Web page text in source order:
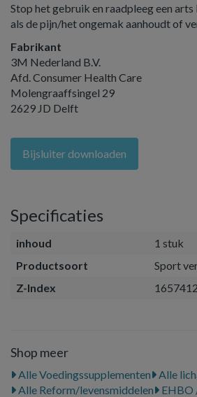
Stop het gebruik en raadpleeg een
als de pijn/het ongemak aanhoudt of
Fabrikant
3M Nederland B.V.
Afd. Consumer Health Care
Molengraaffsingel 29
2629 JD Delft
Bijsluiter downloaden
Specificaties
inhoud
1 stuk
Productsoort
Sport
Z-Index
Shop meer
Alle Voedingssupplementen
Alle
Alle Reform/levensmiddelen
EHBO